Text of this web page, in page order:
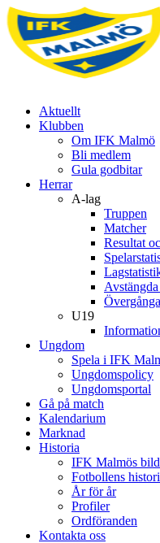
Aktuellt
Klubben
Om IFK Malmö
Bli medlem
Gula godbitar
Herrar
A-lag
Truppen
Matcher
Resultat
U19
Ungdom
Spela i IFK
Ungdomspolicy
Ungdomsportal
Gå på match
Kalendarium
Marknad
Historia
IFK Malmös
Fotbollens
År för år
Profiler
Ordföranden
Kontakta oss